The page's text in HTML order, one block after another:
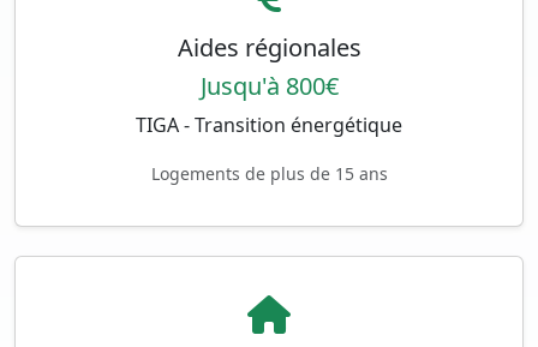
Aides régionales
Jusqu'à 800€
TIGA - Transition énergétique
Logements de plus de 15 ans